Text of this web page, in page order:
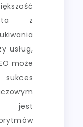
z
usług,
może
jest